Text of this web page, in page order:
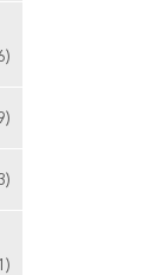
(56)
(29)
(13)
(21)